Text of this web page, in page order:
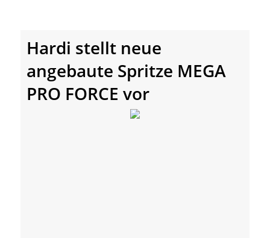
Hardi stellt neue
angebaute Spritze MEGA
PRO FORCE vor